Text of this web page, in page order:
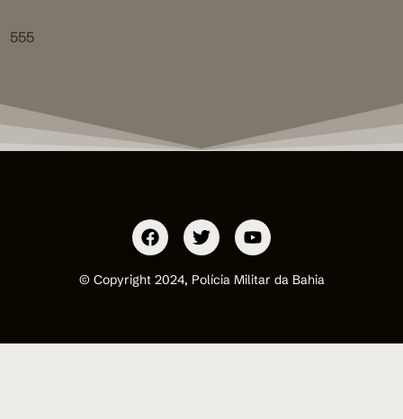
555
© Copyright 2024, Polícia Militar da Bahia